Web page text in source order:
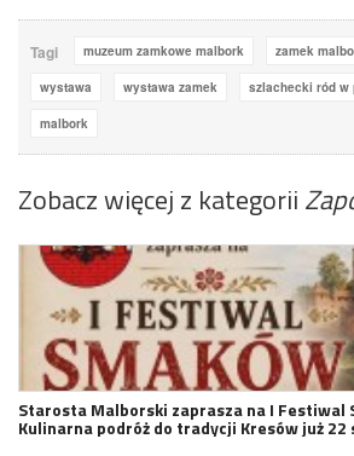
Tagi muzeum zamkowe malbork zamek
wystawa wystawa zamek szlachecki ród w
malbork
Zobacz więcej z kategorii
Starosta Malborski zaprasza na I Festiwal
Kulinarna podróż do tradycji Kresów już